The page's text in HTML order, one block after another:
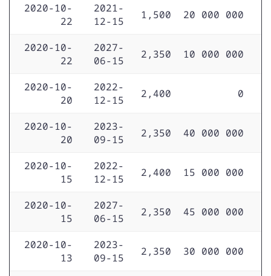
2020-10-
22
2021-
12-15
1,500 20 000 000
2020-10-
22
2027-
06-15
2,350 10 000 000
2020-10-
20
2022-
12-15
2,400 0
2020-10-
20
2023-
09-15
2,350 40 000 000
2020-10-
15
2022-
12-15
2,400 15 000 000
2020-10-
15
2027-
06-15
2,350 45 000 000
2020-10-
13
2023-
09-15
2,350 30 000 000